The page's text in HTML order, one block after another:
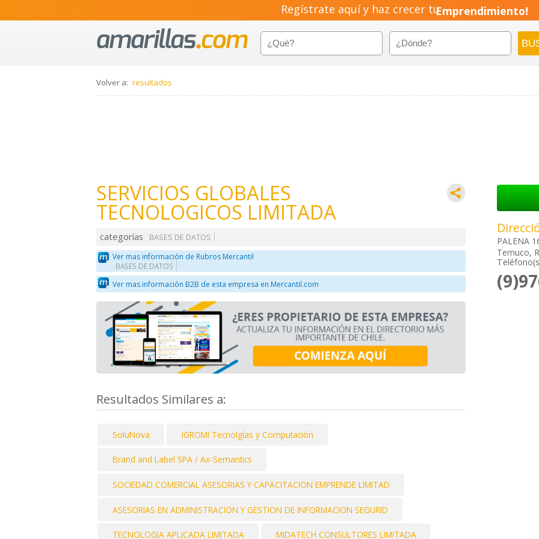
Regístrate aquí y haz crecer tuEmprendimiento!
Volver a: resultados
SERVICIOS GLOBALES
TECNOLOGICOS LIMITADA
categorías
BASES DE DATOS
Ver mas información de Rubros Mercantil
BASES DE DATOS
Ver mas información B2B de esta empresa en Mercantil.com
Resultados Similares a:
SoluNova IGROMI Tecnolgías y Computación
Brand and Label SPA / Ax-Semantics
SOCIEDAD COMERCIAL ASESORIAS Y CAPACITACION EMPRENDE LIMITAD
ASESORIAS EN ADMINISTRACION Y GESTION DE INFORMACION SEGURID
TECNOLOGIA APLICADA LIMITADA MIDATECH CONSULTORES LIMITADA
PALENA
Temuco,